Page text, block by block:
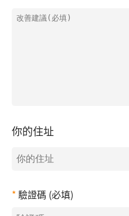
你的住址
驗證碼 (必填)